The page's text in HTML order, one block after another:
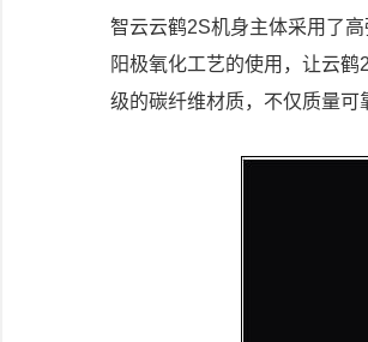
智云云鹤2S机身主体采用了
阳极氧化工艺的使用，让云
级的碳纤维材质，不仅质量